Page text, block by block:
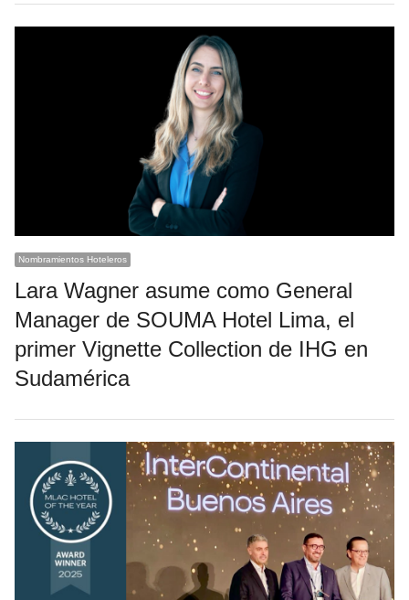
Nombramientos Hoteleros
Lara Wagner asume como General
Manager de SOUMA Hotel Lima, el
primer Vignette Collection de IHG en
Sudamérica